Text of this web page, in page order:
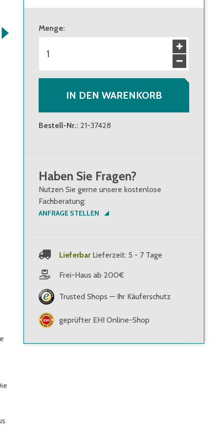
Menge:
IN DEN WARENKORB
Bestell-Nr.: 21-37428
Haben Sie Fragen?
Nutzen Sie gerne unsere kostenlose
Fachberatung:
ANFRAGE STELLEN
Lieferbar Lieferzeit: 5 - 7 Tage
Frei-Haus ab 200€
Trusted Shops — Ihr Käuferschutz
geprüfter EHI Online-Shop